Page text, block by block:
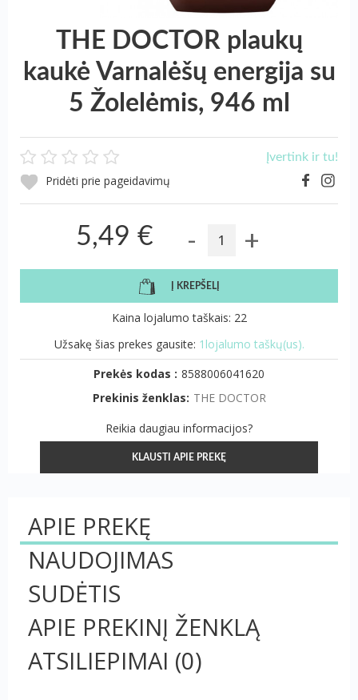
THE DOCTOR plaukų
kaukė Varnalėšų energija su
5 Žolelėmis, 946 ml
Įvertink ir tu!
Pridėti prie pageidavimų
5,49 € - +
Į KREPŠELĮ
Kaina lojalumo taškais: 22
Užsakę šias prekes gausite: 1lojalumo taškų(us).
Prekės kodas : 8588006041620
Prekinis ženklas: THE DOCTOR
Reikia daugiau informacijos?
KLAUSTI APIE PREKĘ
APIE PREKĘ
NAUDOJIMAS
SUDĖTIS
APIE PREKINĮ ŽENKLĄ
ATSILIEPIMAI (0)